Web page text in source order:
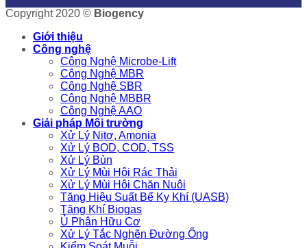
Copyright 2020 © Biogency
Giới thiệu
Công nghệ
Công Nghệ Microbe-Lift
Công Nghệ MBR
Công Nghệ SBR
Công Nghệ MBBR
Công Nghệ AAO
Giải pháp Môi trường
Xử Lý Nitơ, Amonia
Xử Lý BOD, COD, TSS
Xử Lý Bùn
Xử Lý Mùi Hôi Rác Thải
Xử Lý Mùi Hôi Chăn Nuôi
Tăng Hiệu Suất Bể Kỵ Khí (UASB)
Tăng Khí Biogas
Ủ Phân Hữu Cơ
Xử Lý Tắc Nghẽn Đường Ống